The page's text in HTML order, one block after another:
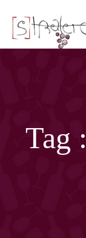
Tag :